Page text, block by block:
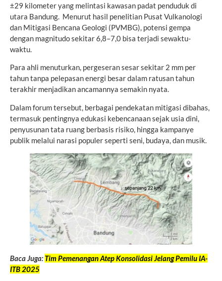
±29 kilometer yang melintasi kawasan padat penduduk di
utara Bandung. Menurut hasil penelitian Pusat Vulkanologi
dan Mitigasi Bencana Geologi (PVMBG), potensi gempa
dengan magnitudo sekitar 6,8–7,0 bisa terjadi sewaktu-
waktu.
Para ahli menuturkan, pergeseran sesar sekitar 2 mm per
tahun tanpa pelepasan energi besar dalam ratusan tahun
terakhir menjadikan ancamannya semakin nyata.
Dalam forum tersebut, berbagai pendekatan mitigasi dibahas,
termasuk pentingnya edukasi kebencanaan sejak usia dini,
penyusunan tata ruang berbasis risiko, hingga kampanye
publik melalui narasi populer seperti seni, budaya, dan musik.
Baca Juga: Tim Pemenangan Atep Konsolidasi Jelang Pemilu IA-
ITB 2025